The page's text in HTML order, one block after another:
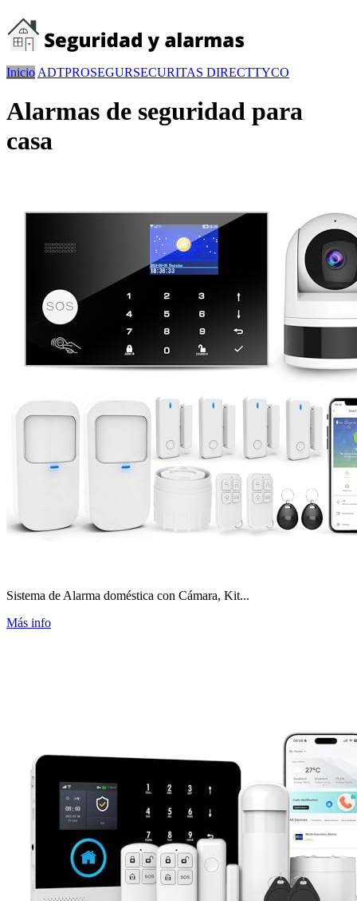
Inicio ADTPROSEGURSECURITAS DIRECTTYCO
Alarmas de seguridad para
casa
Sistema de Alarma doméstica con Cámara, Kit...
Más info